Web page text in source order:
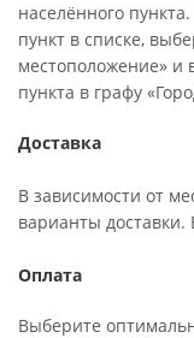
населённого
пункт в списке,
местоположение» и
пункта в графу
Доставка
В зависимости от
варианты
Оплата
Выберите